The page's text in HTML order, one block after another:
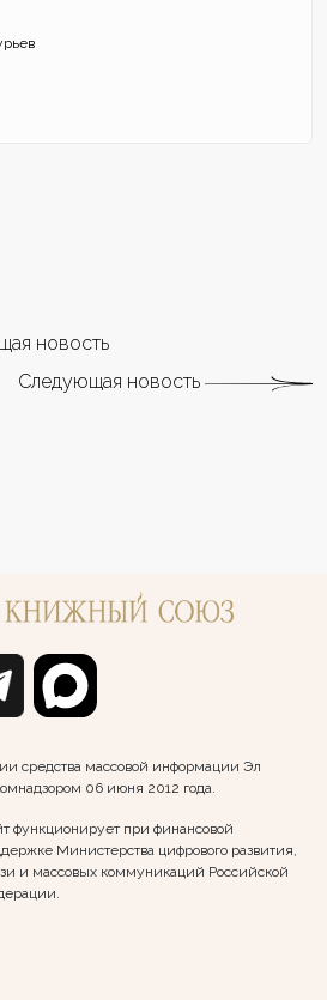
новость
Следующая новость
средства массовой информации Эл
06 июня 2012 года.
функционирует при финансовой
Министерства цифрового развития,
и массовых коммуникаций Российской